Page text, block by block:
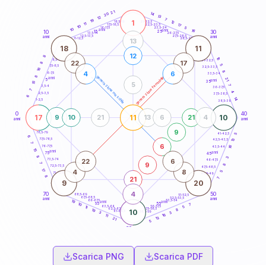
generazione maschile generazione femminile
0
anni
10
anni
30
anni
40
anni
50
anni
60
70
anni
1-2,5
2,5-3,5
3,5-4
6-7,5
7,5-8,5
8,5-9
11-12,5
12,5-13,5
13,5-14
16-17,5
17,5-18,5
18,5-19
21-22,5
22,5-23,5
23,5-24
26-27,5
27,5-28,5
28,5-29
31-32,5
32,5-33,5
33,5-34
36-37,5
37,5-38,5
38,5-39
41-42,5
42,5-43,5
43,5-44
46-47,5
47,5-48,5
48,5-49
51-52,5
52,5-53,5
53,5-54
56-57,5
57,5-58,5
58,5-59
61-62,5
62,5-63,5
63,5-64
66-67,5
67,5-68,5
68,5-69
71-72,5
72,5-73,5
73,5-74
76-77,5
77,5-78,5
78,5-79
6
7
15
8
16
8
8
10
10
11
19
12
20 21 14
13 7
12
17 5
16
16
5
8
21
7
4
14
5
13
16
3
8
5
7
7
5
8
3
16
13
5
21
11
3
19
11
10
19
8
17
7
8
15
7
6
17
1
10
10
11
18 11
9 20
21
9
6
9
21
9
13
4
4
10
12
13 6
21
5
22
4
17
6
4
22
8
6
5anni
15 anni 25anni
35anni
45anni
55anni
65anni
75anni
Scarica PNG Scarica PDF